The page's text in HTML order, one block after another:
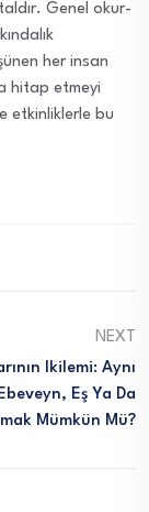
Genel okur-
her insan
hitap etmeyi
etkinliklerle bu
NEXT
Ikilemi: Aynı
Eş Ya Da
Mümkün Mü?